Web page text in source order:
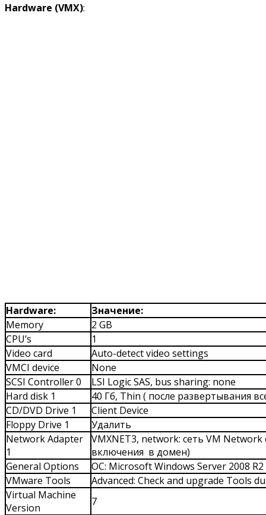
Hardware (VMX):
Hardware:
Значение:
Memory
2 GB
CPU’s
1
Video card
Auto-detect video settings
VMCI device
None
SCSI Controller 0
LSI Logic SAS, bus sharing: none
Hard disk 1
40 Гб, Thin ( после развертывания
CD/DVD Drive 1
Client Device
Floppy Drive 1
Удалить
Network Adapter
1
VMXNET3, network: сеть VM Network
включения в домен)
General Options
ОС: Microsoft Windows Server 2008
VMware Tools
Advanced: Check and upgrade Tools
Virtual Machine
Version
7